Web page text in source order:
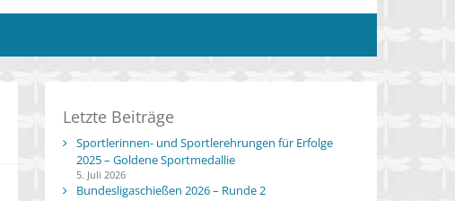
Letzte Beiträge
Sportlerinnen- und Sportlerehrungen für Erfolge
2025 – Goldene Sportmedallie
5. Juli 2026
Bundesligaschießen 2026 – Runde 2